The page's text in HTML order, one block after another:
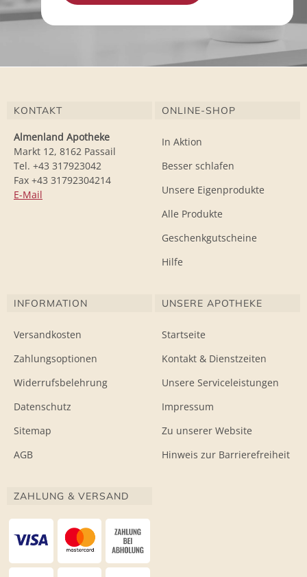
KONTAKT
Almenland Apotheke
Markt 12, 8162 Passail
Tel. +43 317923042
Fax +43 31792304214
E-Mail
ONLINE-SHOP
In Aktion
Besser schlafen
Unsere Eigenprodukte
Alle Produkte
Geschenkgutscheine
Hilfe
INFORMATION
Versandkosten
Zahlungsoptionen
Widerrufsbelehrung
Datenschutz
Sitemap
AGB
UNSERE APOTHEKE
Startseite
Kontakt & Dienstzeiten
Unsere Serviceleistungen
Impressum
Zu unserer Website
Hinweis zur Barrierefreiheit
ZAHLUNG & VERSAND